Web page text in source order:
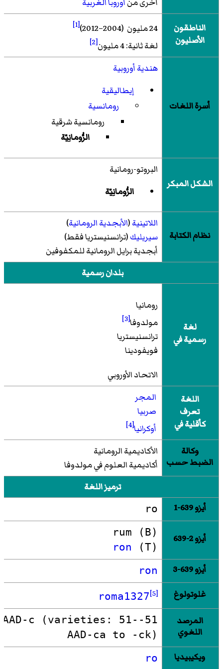
الناطقون
الأصليون
24 مليون (2004–2012) [1]
لغة ثانية: 4 مليون [2]
أسرة اللغات
هندية أوروبية
إيطاليقية
رومانسية
رومانسية شرقية
الرُّومانِيّة
الشكل المبكر
البروتو-رومانية
الرُّومانِيّة
نظام الكتابة
اللاتينية(الأبجدية الرومانية)
سيريليك(ترانسنيستريا فقط)
أبجدية برايل الرومانية للمكفوفين
بلدان رسمية
لغة
رسمية في
رومانيا
مولدوفا[3]
ترانسنيستريا
فويفودينا
الاتحاد الأوروبي
اللغة
تعرف
كأقلية في
المجر
صربيا
أوكرانيا[4]
وكالة
الضبط حسب
الأكاديمية الرومانية
أكاديمية العلوم في مولدوفا
ترميز اللغة
أيزو 639-1
ro
أيزو 2-639 rum (B)
ron (T)
أيزو 639-3 ron
غلوتولوغ roma1327[5]
المرصد
اللغوي
51-AAD-c (varieties: 51-
AAD-ca to -ck)
ويكيبيديا ro